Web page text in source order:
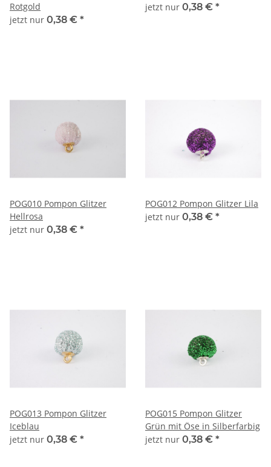
Rotgold
jetzt nur 0,38 € *
jetzt nur 0,38 € *
POG010 Pompon Glitzer
Hellrosa
jetzt nur 0,38 € *
POG012 Pompon Glitzer Lila
jetzt nur 0,38 € *
POG013 Pompon Glitzer
Iceblau
jetzt nur 0,38 € *
POG015 Pompon Glitzer
Grün mit Öse in Silberfarbig
jetzt nur 0,38 € *